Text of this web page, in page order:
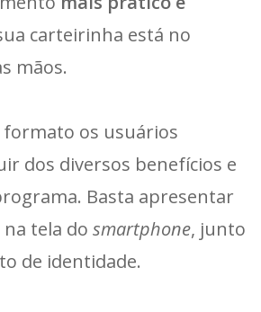
carteirinha está no
mãos.
formato os usuários
dos diversos benefícios e
Basta apresentar
tela do smartphone, junto
de identidade.